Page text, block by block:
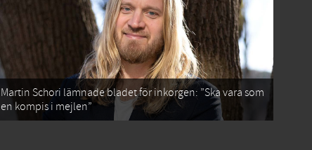
Martin Schori lämnade bladet för inkorgen: ”Ska vara som
en kompis i mejlen”